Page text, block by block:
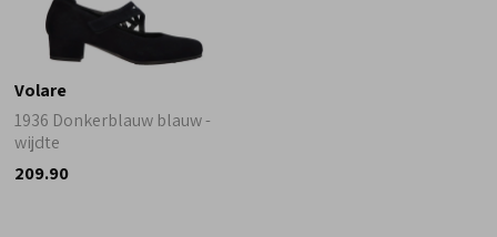
Volare
1936 Donkerblauw blauw -
wijdte
209.90